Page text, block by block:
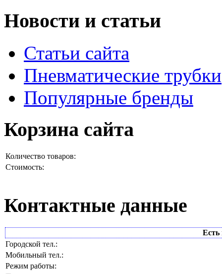
Новости и статьи
Статьи сайта
Пневматические трубки
Популярные бренды
Корзина сайта
Количество товаров:
Стоимость:
Контактные данные
Есть
Городской тел.:
Мобильный тел.:
Режим работы: